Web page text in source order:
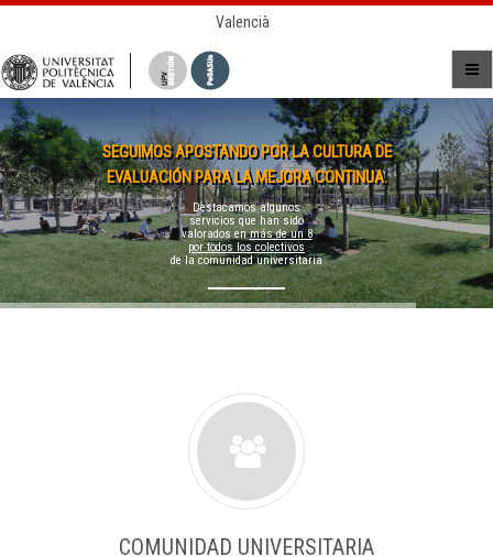
Valencià
SEGUIMOS APOSTANDO POR LA CULTURA DE
EVALUACIÓN PARA LA MEJORA CONTINUA.
Destacamos algunos
servicios que han sido
valorados enmás de un 8
por todos los colectivos
de la comunidad universitaria
COMUNIDAD UNIVERSITARIA